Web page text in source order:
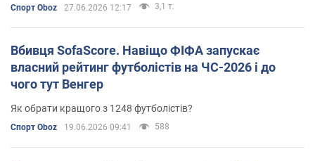
Спорт Oboz 27.06.2026 12:17 3,1 т.
Вбивця SofaScore. Навіщо ФІФА запускає
власний рейтинг футболістів на ЧС-2026 і до
чого тут Венгер
Як обрати кращого з 1248 футболістів?
Спорт Oboz 19.06.2026 09:41 588